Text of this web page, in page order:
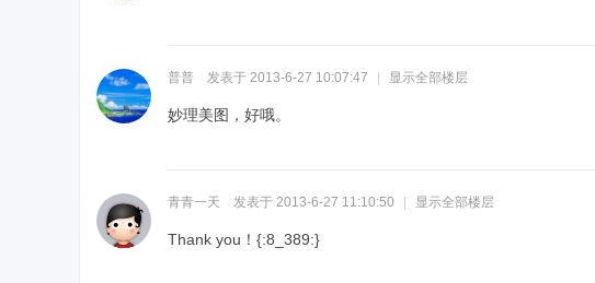
普普 发表于 2013-6-27 10:07:47 显示全部楼层
妙理美图，好哦。
青青一天 发表于 2013-6-27 11:10:50 显示全部楼层
Thank you！ {:8_389:}